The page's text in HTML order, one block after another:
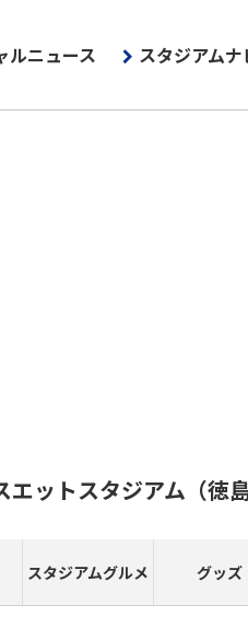
ルニュース スタジアムナ
エットスタジアム （徳
スタジアムグルメ グッズ